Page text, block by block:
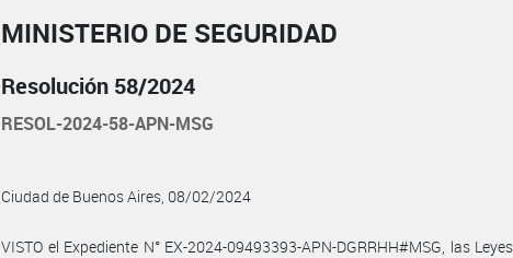
MINISTERIO DE SEGURIDAD
Resolución 58/2024
RESOL-2024-58-APN-MSG
Ciudad de Buenos Aires, 08/02/2024
VISTO el Expediente N° EX-2024-09493393-APN-DGRRHH#MSG, las